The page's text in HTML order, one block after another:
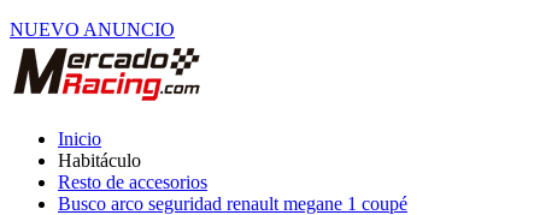
NUEVO ANUNCIO
Inicio
Habitáculo
Resto de accesorios
Busco arco seguridad renault megane 1 coupé